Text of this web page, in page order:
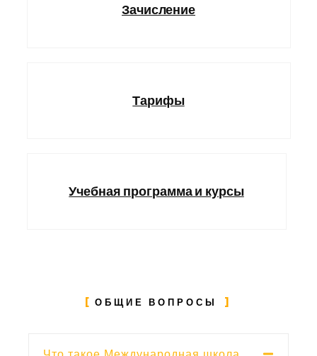
Зачисление
Тарифы
Учебная программа и курсы
ОБЩИЕ ВОПРОСЫ